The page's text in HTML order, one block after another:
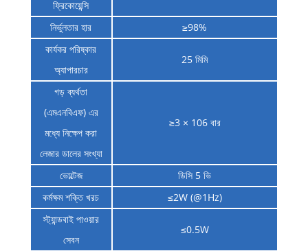
ফ্রিকোয়েন্সি
নির্ভুলতার হার
≥98%
কার্যকর পরিষ্কার
অ্যাপারচার
25 মিমি
গড় ব্যর্থতা
(এমএনবিএফ) এর
মধ্যে নিক্ষেপ করা
লেজার ডালের সংখ্যা
≥3 × 106 বার
ভোল্টেজ
ডিসি 5 ভি
কর্মক্ষম শক্তি খরচ
≤2W (@1Hz)
স্ট্যান্ডবাই পাওয়ার
সেবন
≤0.5W